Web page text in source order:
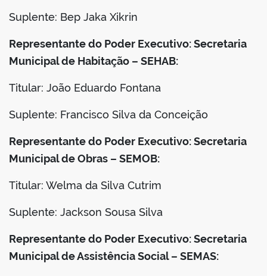
Suplente: Bep Jaka Xikrin
Representante do Poder Executivo: Secretaria
Municipal de Habitação – SEHAB:
Titular: João Eduardo Fontana
Suplente: Francisco Silva da Conceição
Representante do Poder Executivo: Secretaria
Municipal de Obras – SEMOB:
Titular: Welma da Silva Cutrim
Suplente: Jackson Sousa Silva
Representante do Poder Executivo: Secretaria
Municipal de Assistência Social – SEMAS: